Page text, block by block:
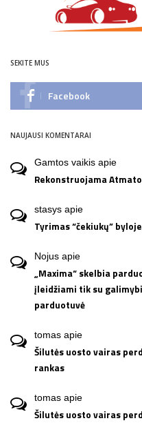
SEKITE MUS
Facebook
NAUJAUSI KOMENTARAI
Gamtos vaikis apie
Rekonstruojama
stasys apie
Tyrimas “čekiukų”
Nojus apie
„Maxima“ skelbia
įleidžiami tik su
parduotuvė
tomas apie
Šilutės uosto vairas
rankas
tomas apie
Šilutės uosto vairas